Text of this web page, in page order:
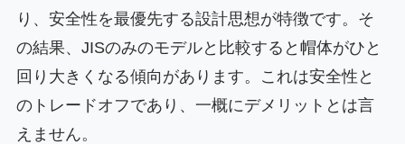
り、安全性を最優先する設計思想が特徴です。そ
の結果、JISのみのモデルと比較すると帽体がひと
回り大きくなる傾向があります。これは安全性と
のトレードオフであり、一概にデメリットとは言
えません。